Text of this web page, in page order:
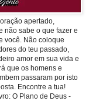
apertado,
não sabe o que fazer e
você. Não coloque
do teu passado,
amor em sua vida e
que os homens e
passaram por isto
Encontre a tua!
O Plano de Deus -